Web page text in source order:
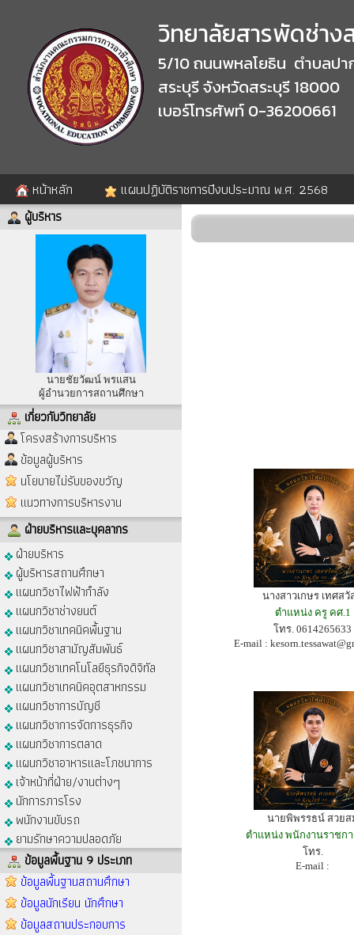
วิทยาลัยสารพัดช่าง
5/10 ถนนพหลโยธิน ตำบลปา
สระบุรี จังหวัดสระบุรี 18000
เบอร์โทรศัพท์ 0-36200661
หน้าหลัก แผนปฏิบัติราชการปีงบประมาณ พ.ศ. 2568
ผู้บริหาร
นายชัยวัฒน์ พรแสน
ผู้อำนวยการสถานศึกษา
เกี่ยวกับวิทยาลัย
โครงสร้างการบริหาร
ข้อมูลผู้บริหาร
นโยบายไม่รับของขวัญ
แนวทางการบริหารงาน
ฝ่ายบริหารและบุคลากร
ฝ่ายบริหาร
ผู้บริหารสถานศึกษา
แผนกวิชาไฟฟ้ากำลัง
แผนกวิชาช่างยนต์
แผนกวิชาเทคนิคพื้นฐาน
แผนกวิชาสามัญสัมพันธ์
แผนกวิชาเทคโนโลยีธุรกิจดิจิทัล
แผนกวิชาเทคนิคอุตสาหกรรม
แผนกวิชาการบัญชี
แผนกวิชาการจัดการธุรกิจ
แผนกวิชาการตลาด
แผนกวิชาอาหารและโภชนาการ
เจ้าหน้าที่ฝ่าย/งานต่างๆ
นักการภารโรง
พนักงานขับรถ
ยามรักษาความปลอดภัย
ข้อมูลพื้นฐาน 9 ประเภท
ข้อมูลพื้นฐานสถานศึกษา
ข้อมูลนักเรียน นักศึกษา
ข้อมูลสถานประกอบการ
นางสาวเกษร เทศสวั
ตำแหน่ง ครู คศ.1
โทร. 0614265633
E-mail :
นายพิพรรธน์ สวยส
ตำแหน่ง พนักงานราชกา
โทร.
E-mail :